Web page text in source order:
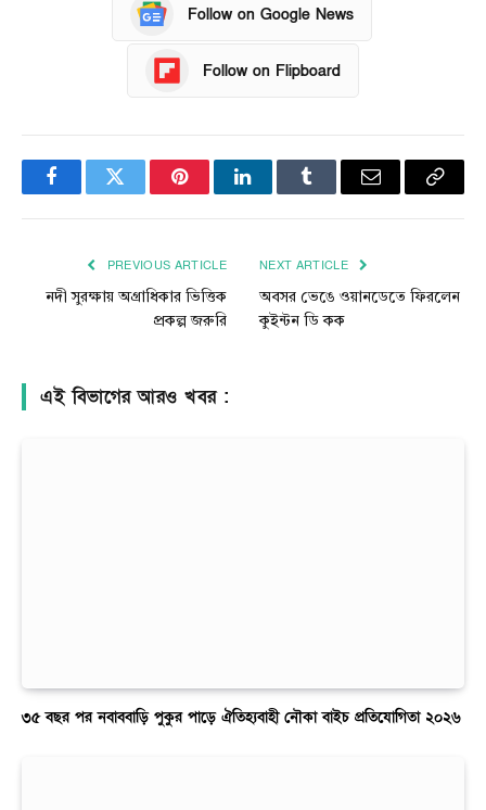
Follow on Google News
Follow on Flipboard
FacebookTwitter PinterestLinkedInTumblr Email
Copy
PREVIOUS ARTICLE
নদী সুরক্ষায় অগ্রাধিকার ভিত্তিক
প্রকল্প জরুরি
NEXT ARTICLE
অবসর ভেঙে ওয়ানডেতে ফিরলেন
কুইন্টন ডি কক
এই বিভাগের আরও খবর :
৩৫ বছর পর নবাববাড়ি পুকুর পাড়ে ঐতিহ্যবাহী নৌকা বাইচ প্রতিযোগিতা ২০২৬